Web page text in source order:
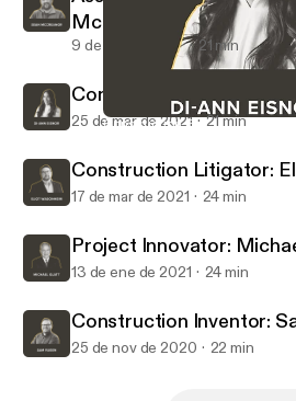
Construction Entrepreneur: Di-
McCreanor
9 de nov de 2021 21 min
Construction
25 de mar de 2021 21 min
Construction Litigator:
17 de mar de 2021 24 min
Project Innovator:
13 de ene de 2021 24 min
Construction Inventor:
25 de nov de 2020 22 min